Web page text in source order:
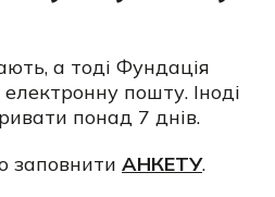
а тоді Фундація
пошту. Іноді
понад 7 днів.
заповнити АНКЕТУ.